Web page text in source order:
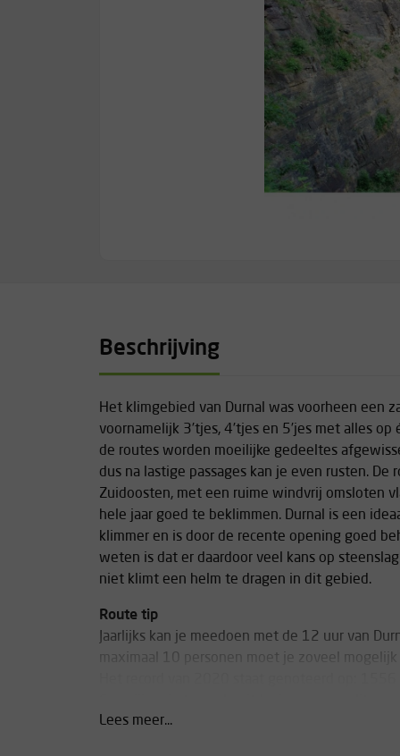
Beschrijving
Het klimgebied van Durnal was voorheen een
voornamelijk 3’tjes, 4’tjes en 5’jes met alles
de routes worden moeilijke gedeeltes
dus na lastige passages kan je even rusten. De
Zuidoosten, met een ruime windvrij omsloten
hele jaar goed te beklimmen. Durnal is een
klimmer en is door de recente opening goed
weten is dat er daardoor veel kans op
niet klimt een helm te dragen in dit gebied.
Route tip
Jaarlijks kan je meedoen met de 12 uur van
maximaal 10 personen moet je zoveel
in op de website van de NKBV.
Lees meer...